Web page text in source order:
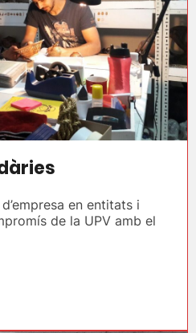
en entitats i
de la UPV amb el